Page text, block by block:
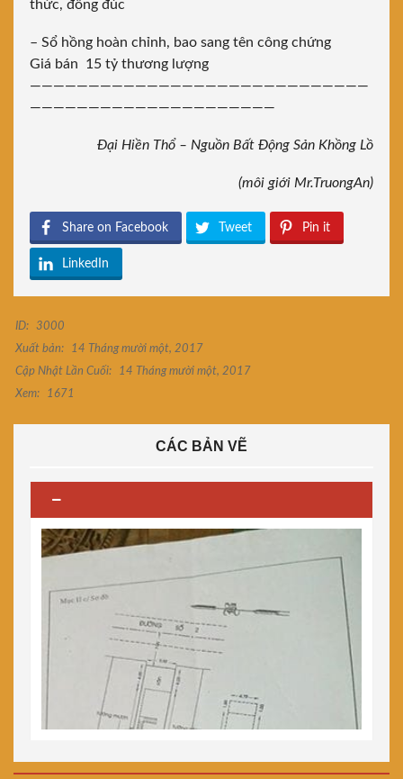
thức, đông đúc
– Sổ hồng hoàn chỉnh, bao sang tên công chứng
Giá bán 15 tỷ thương lượng
—————————————————————————————
—————————————————————
Đại Hiền Thổ – Nguồn Bất Động Sản Khồng Lồ
(môi giới Mr.TruongAn)
Share on Facebook Tweet Pin it
LinkedIn
ID:
3000
Xuất bản:
14 Tháng mười một, 2017
Cập Nhật Lần Cuối:
14 Tháng mười một, 2017
Xem:
1671
CÁC BẢN VẼ